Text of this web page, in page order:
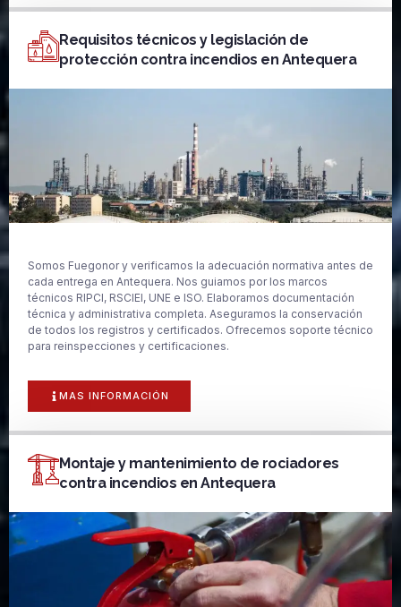
Requisitos técnicos y legislación de
protección contra incendios en Antequera
Somos Fuegonor y verificamos la adecuación normativa antes de
cada entrega en Antequera. Nos guiamos por los marcos
técnicos RIPCI, RSCIEI, UNE e ISO. Elaboramos documentación
técnica y administrativa completa. Aseguramos la conservación
de todos los registros y certificados. Ofrecemos soporte técnico
para reinspecciones y certificaciones.
MAS INFORMACIÓN
Montaje y mantenimiento de rociadores
contra incendios en Antequera